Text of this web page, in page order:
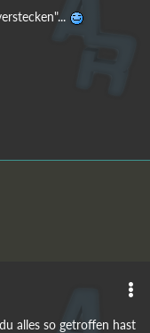
alles so getroffen hast